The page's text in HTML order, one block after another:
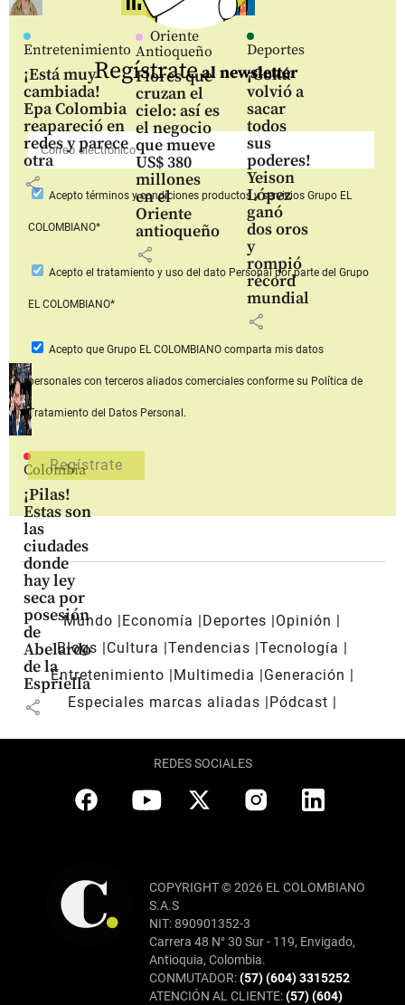
Entretenimiento
¡Está muy
cambiada!
Epa Colombia
reapareció en
redes y parece
otra
share
Oriente
Antioqueño
Flores que
cruzan el
cielo: así es
el negocio
que mueve
US$ 380
millones
en el
Oriente
antioqueño
share
Deportes
¡Gokú
volvió a
sacar
todos
sus
poderes!
Yeison
López
ganó
dos oros
y
rompió
récord
mundial
share
Colombia
¡Pilas!
Estas son
las
ciudades
donde
hay ley
seca por
posesión
de
Abelardo
de la
Espriella
share
Regístrateal newsletter
Aceptotérminos y condiciones productos y serviciosGrupo EL
COLOMBIANO*
Acepto el tratamiento y uso del dato Personalpor parte del Grupo
EL COLOMBIANO*
Acepto que Grupo EL COLOMBIANOcomparta mis datos
personales con terceros aliados comerciales conforme su Política de
Tratamiento del Datos Personal.
Mundo Economía Deportes
Opinión
Blogs
Cultura Tendencias Tecnología
Entretenimiento
Multimedia
Generación
Especiales marcas aliadas
Pódcast
REDES SOCIALES
COPYRIGHT © 2026 EL COLOMBIANO
S.A.S
NIT: 890901352-3
Carrera 48 N° 30 Sur - 119, Envigado,
Antioquia, Colombia.
CONMUTADOR:(57) (604) 3315252
ATENCIÓN AL CLIENTE:(57) (604)